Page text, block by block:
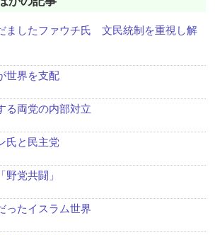
ましたファウチ氏 文民統制を重視し解
世界を支配
る両党の内部対立
氏と民主党
野党共闘」
ったイスラム世界